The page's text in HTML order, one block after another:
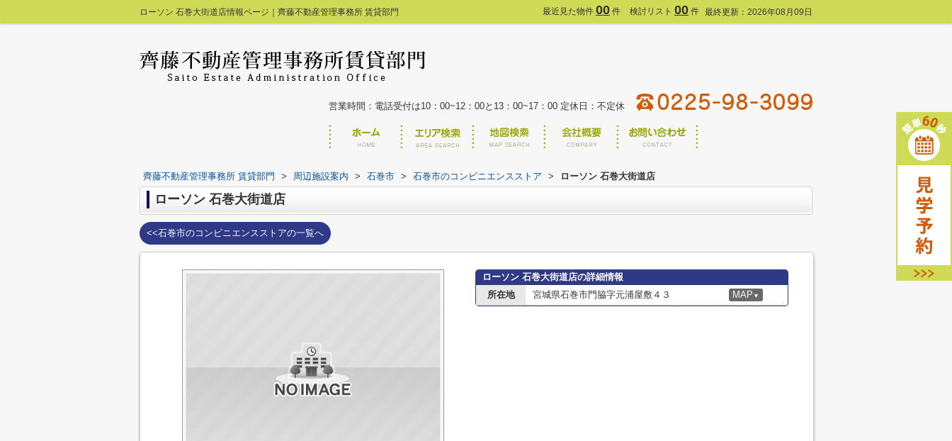
ローソン 石巻大街道店情報ページ｜齊藤不動産管理事務所 賃貸部門 最近見た物件 00 件 検討リスト 00 件 最終更新：2026年08月09日
営業時間：電話受付は10：00~12：00と13：00~17：00 定休日：不定休
齊藤不動産管理事務所 賃貸部門 > 周辺施設案内 > 石巻市 > 石巻市のコンビニエンスストア > ローソン 石巻大街道店
ローソン 石巻大街道店
<<石巻市のコンビニエンスストアの一覧へ
ローソン 石巻大街道店の詳細情報
所在地
宮城県石巻市門脇字元浦屋敷４３ MAP ▼